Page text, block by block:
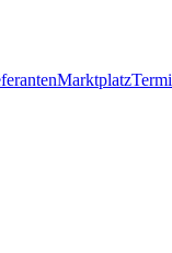
Marktplatz